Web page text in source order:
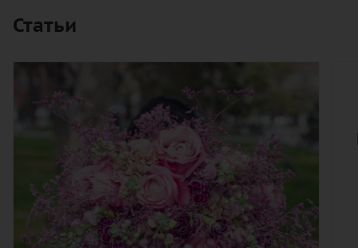
Статьи